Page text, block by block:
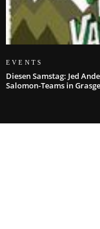
EVENTS
Diesen Samstag: Jed
Salomon-Teams in